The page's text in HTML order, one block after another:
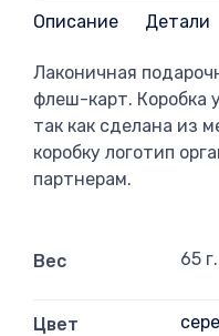
Описание Детали
Лаконичная
флеш-карт. Коробка
так как сделана из
коробку логотип
партнерам.
Вес 65 г.
Цвет